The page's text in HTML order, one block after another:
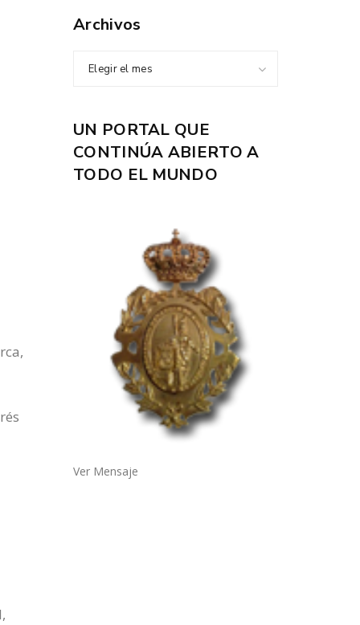
Archivos
Elegir el mes
UN PORTAL QUE
CONTINÚA ABIERTO A
TODO EL MUNDO
Ver Mensaje